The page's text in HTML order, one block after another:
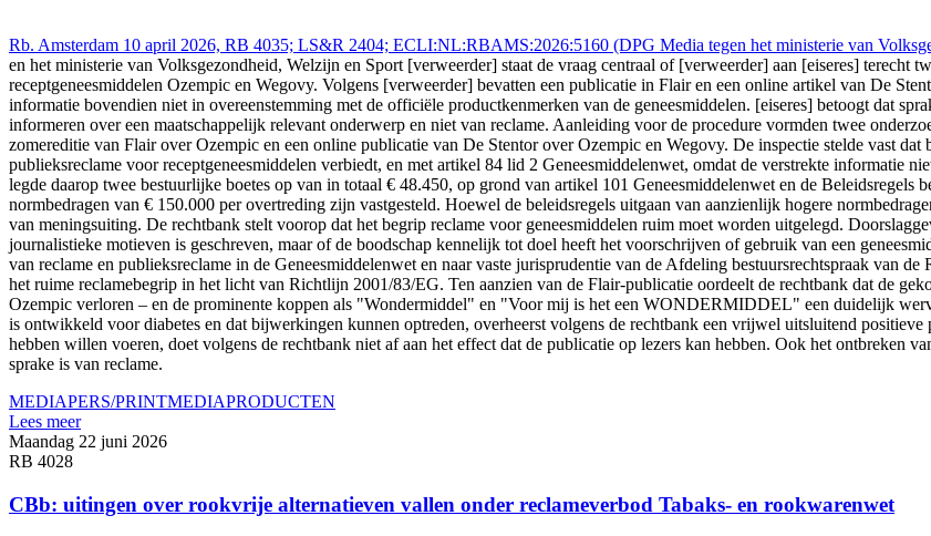
Rb. Amsterdam 10 april 2026, RB 4035; LS&R 2404; ECLI:NL:RBAMS:2026:5160 (DPG Media tegen het ministerie van
en het ministerie van Volksgezondheid, Welzijn en Sport [verweerder] staat de vraag centraal of [verweerder] aan [eiseres] terecht
receptgeneesmiddelen Ozempic en Wegovy. Volgens [verweerder] bevatten een publicatie in Flair en een online artikel van De
informatie bovendien niet in overeenstemming met de officiële productkenmerken van de geneesmiddelen. [eiseres] betoogt dat
informeren over een maatschappelijk relevant onderwerp en niet van reclame. Aanleiding voor de procedure vormden twee
zomereditie van Flair over Ozempic en een online publicatie van De Stentor over Ozempic en Wegovy. De inspectie stelde vast
publieksreclame voor receptgeneesmiddelen verbiedt, en met artikel 84 lid 2 Geneesmiddelenwet, omdat de verstrekte informatie
legde daarop twee bestuurlijke boetes op van in totaal € 48.450, op grond van artikel 101 Geneesmiddelenwet en de
normbedragen van € 150.000 per overtreding zijn vastgesteld. Hoewel de beleidsregels uitgaan van aanzienlijk hogere
van meningsuiting. De rechtbank stelt voorop dat het begrip reclame voor geneesmiddelen ruim moet worden uitgelegd.
journalistieke motieven is geschreven, maar of de boodschap kennelijk tot doel heeft het voorschrijven of gebruik van een
van reclame en publieksreclame in de Geneesmiddelenwet en naar vaste jurisprudentie van de Afdeling bestuursrechtspraak van
het ruime reclamebegrip in het licht van Richtlijn 2001/83/EG. Ten aanzien van de Flair-publicatie oordeelt de rechtbank dat de
Ozempic verloren – en de prominente koppen als "Wondermiddel" en "Voor mij is het een WONDERMIDDEL" een duidelijk
is ontwikkeld voor diabetes en dat bijwerkingen kunnen optreden, overheerst volgens de rechtbank een vrijwel uitsluitend positieve
hebben willen voeren, doet volgens de rechtbank niet af aan het effect dat de publicatie op lezers kan hebben. Ook het ontbreken
sprake is van reclame.
MEDIAPERS/PRINTMEDIAPRODUCTEN
Lees meer
Maandag 22 juni 2026
RB 4028
CBb: uitingen over rookvrije alternatieven vallen onder reclameverbod Tabaks- en rookwarenwet